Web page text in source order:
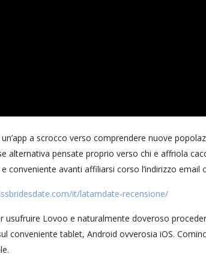
a scrocco verso comprendere nuove
alternativa pensate proprio verso chi e affriola
conveniente avanti affiliarsi corso l’indirizzo email
it/latamdate-recensione/
usufruire Lovoo e naturalmente doveroso
conveniente tablet, Android ovverosia iOS.